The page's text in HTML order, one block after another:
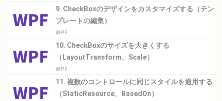
9. CheckBoxのデザインをカスタマイズする（テン
プレートの編集）
WPF
10. CheckBoxのサイズを大きくする
（LayoutTransform、Scale）
WPF
11. 複数のコントロールに同じスタイルを適用する
（StaticResource、BasedOn）